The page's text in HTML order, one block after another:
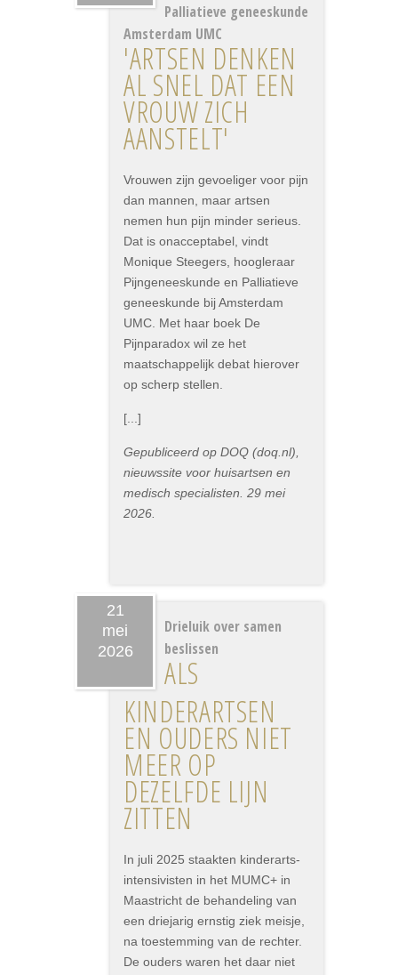
Palliatieve geneeskunde
Amsterdam UMC
'ARTSEN DENKEN
AL SNEL DAT EEN
VROUW ZICH
AANSTELT'
Vrouwen zijn gevoeliger voor pijn
dan mannen, maar artsen
nemen hun pijn minder serieus.
Dat is onacceptabel, vindt
Monique Steegers, hoogleraar
Pijngeneeskunde en Palliatieve
geneeskunde bij Amsterdam
UMC. Met haar boek De
Pijnparadox wil ze het
maatschappelijk debat hierover
op scherp stellen.
[...]
Gepubliceerd op DOQ (doq.nl),
nieuwssite voor huisartsen en
medisch specialisten. 29 mei
2026.
21
mei
2026
Drieluik over samen
beslissen
ALS
KINDERARTSEN
EN OUDERS NIET
MEER OP
DEZELFDE LIJN
ZITTEN
In juli 2025 staakten kinderarts-
intensivisten in het MUMC+ in
Maastricht de behandeling van
een driejarig ernstig ziek meisje,
na toestemming van de rechter.
De ouders waren het daar niet